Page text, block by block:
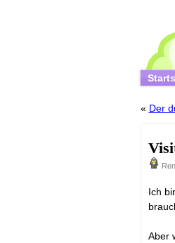
« Der
Ich
Aber